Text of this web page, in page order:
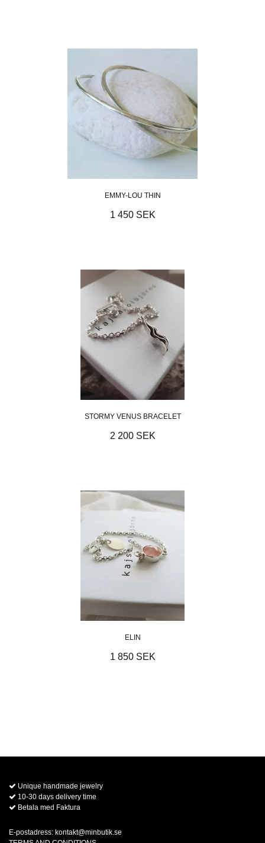
EMMY-LOU THIN
1 450 SEK
STORMY VENUS BRACELET
2 200 SEK
ELIN
1 850 SEK
Unique handmade jewelry
10-30 days delivery time
Betala med Faktura
E-postadress: kontakt@minbutik.se